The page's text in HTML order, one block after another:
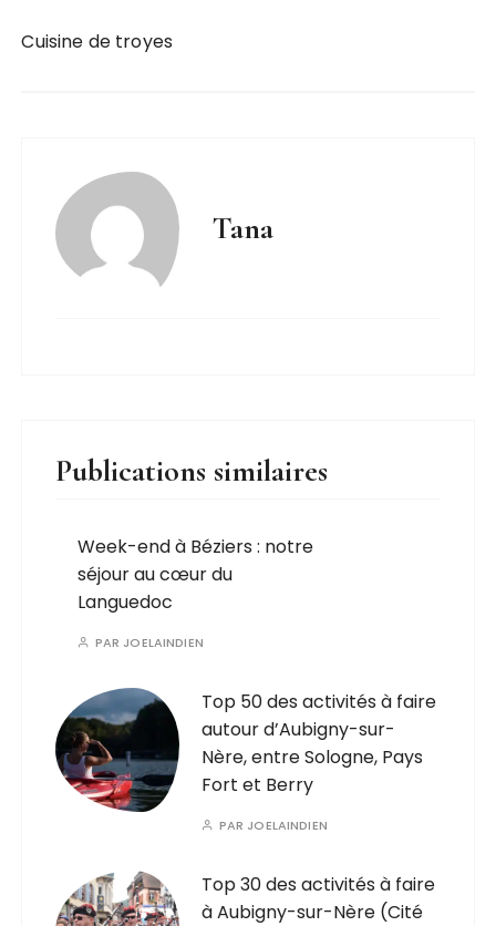
Cuisine de troyes
Tana
Publications similaires
Week-end à Béziers : notre
séjour au cœur du
Languedoc
PAR JOELAINDIEN
Top 50 des activités à faire
autour d’Aubigny-sur-
Nère, entre Sologne, Pays
Fort et Berry
PAR JOELAINDIEN
Top 30 des activités à faire
à Aubigny-sur-Nère (Cité